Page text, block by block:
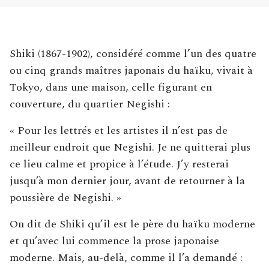
Shiki (1867-1902), considéré comme l’un des quatre
ou cinq grands maîtres japonais du haïku, vivait à
Tokyo, dans une maison, celle figurant en
couverture, du quartier Negishi :
« Pour les lettrés et les artistes il n’est pas de
meilleur endroit que Negishi. Je ne quitterai plus
ce lieu calme et propice à l’étude. J’y resterai
jusqu’à mon dernier jour, avant de retourner à la
poussière de Negishi. »
On dit de Shiki qu’il est le père du haïku moderne
et qu’avec lui commence la prose japonaise
moderne. Mais, au-delà, comme il l’a demandé :